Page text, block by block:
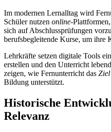
Im modernen Lernalltag wird
Schüler nutzen online-
sich auf Abschlussprüfungen
berufsbegleitende Kurse, um ihre
Lehrkräfte setzen digitale Tools
erstellen und den Unterricht
zeigen, wie Fernunterricht das Ziel
Bildung unterstützt.
Historische
Relevanz